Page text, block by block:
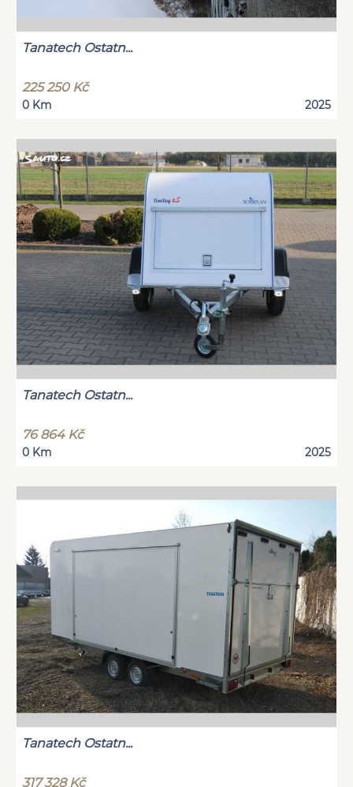
Tanatech Ostatn...
225 250 Kč
0 Km 2025
Tanatech Ostatn...
76 864 Kč
0 Km 2025
Tanatech Ostatn...
317 328 Kč